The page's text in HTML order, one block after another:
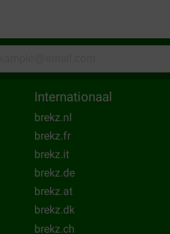
Internationaal
brekz.nl
brekz.fr
brekz.it
brekz.de
brekz.at
brekz.dk
brekz.ch